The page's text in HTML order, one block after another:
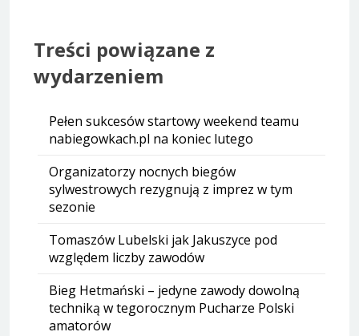
Treści powiązane z
wydarzeniem
Pełen sukcesów startowy weekend teamu
nabiegowkach.pl na koniec lutego
Organizatorzy nocnych biegów
sylwestrowych rezygnują z imprez w tym
sezonie
Tomaszów Lubelski jak Jakuszyce pod
względem liczby zawodów
Bieg Hetmański – jedyne zawody dowolną
techniką w tegorocznym Pucharze Polski
amatorów